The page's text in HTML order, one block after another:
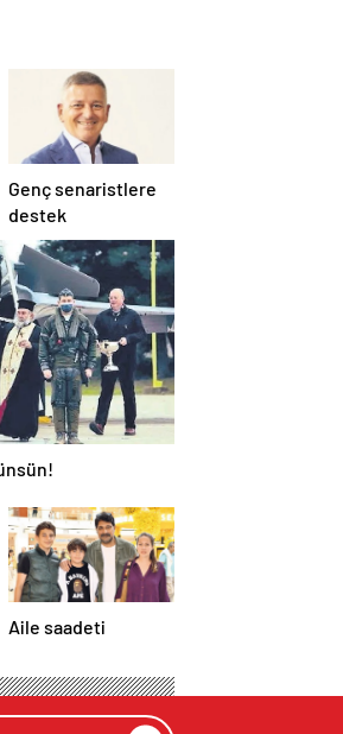
Genç senaristlere
destek
Aile saadeti